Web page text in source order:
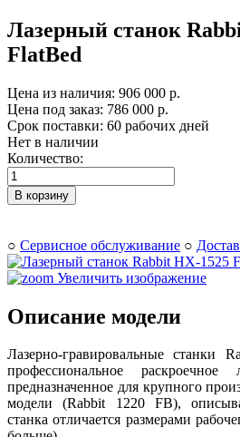
Лазерный станок
FlatBed
Цена из наличия: 906 000 р.
Цена под заказ: 786 000 р.
Срок поставки: 60 рабочих дней
Нет в наличии
Количество:
В корзину
○ Сервисное обслуживание ○
Увеличить изображение
Описание модели
Лазерно-гравировальные станки
профессиональное раскроечное
предназначенное для крупного
модели (Rabbit 1220 FB),
станка отличается размерами